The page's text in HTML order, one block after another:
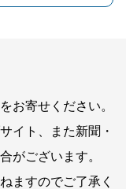
お寄せください。
イト、また新聞・
がございます。
ますのでご了承く